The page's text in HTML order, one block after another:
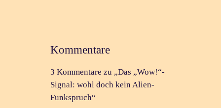
Kommentare
3 Kommentare zu „Das „Wow!“-
Signal: wohl doch kein Alien-
Funkspruch“